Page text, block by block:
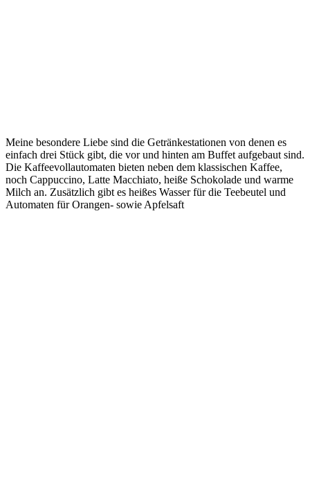
Meine besondere Liebe sind die Getränkestationen von denen es
einfach drei Stück gibt, die vor und hinten am Buffet aufgebaut sind.
Die Kaffeevollautomaten bieten neben dem klassischen Kaffee,
noch Cappuccino, Latte Macchiato, heiße Schokolade und warme
Milch an. Zusätzlich gibt es heißes Wasser für die Teebeutel und
Automaten für Orangen- sowie Apfelsaft